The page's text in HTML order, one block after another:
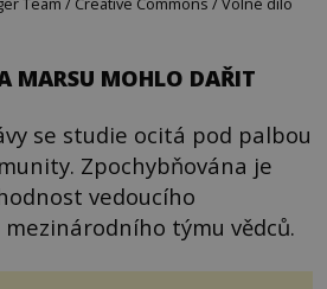
MARSU MOHLO DAŘIT
se studie ocitá pod palbou
Zpochybňována je
vedoucího
týmu vědců.